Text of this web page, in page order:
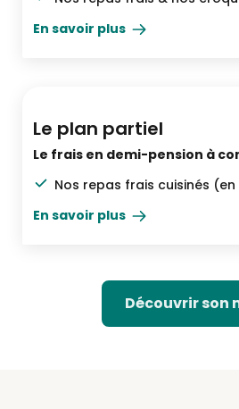
En savoir plus
Demi-pension
Le plan partiel
Le frais en demi-pension à
Nos repas frais cuisinés
En savoir plus
Découvrir son